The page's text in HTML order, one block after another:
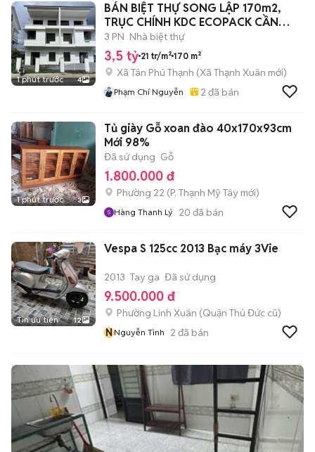
1 phút trước 4
BÁN BIỆT THỰ SONG LẬP 170m2,
TRỤC CHÍNH KDC ECOPACK CẦN
THƠ.
3 PN Nhà biệt thự
3,5 tỷ 21 tr/m² 170 m²
Xã Tân Phú Thạnh (Xã Thạnh Xuân mới)
Phạm Chí Nguyễn 2 đã bán
1 phút trước 3
Tủ giày Gỗ xoan đào 40x170x93cm
Mới 98%
Đã sử dụng Gỗ
1.800.000 đ
Phường 22 (P. Thạnh Mỹ Tây mới)
Hàng Thanh Lý 20 đã bán
Tin ưu tiên 12
Vespa S 125cc 2013 Bạc máy 3Vie
2013 Tay ga Đã sử dụng
9.500.000 đ
Phường Linh Xuân (Quận Thủ Đức cũ)
NNguyễn Tình 2 đã bán